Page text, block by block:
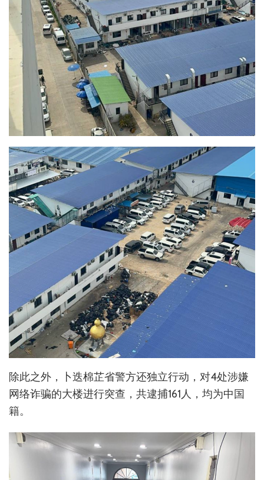
除此之外，卜迭棉芷省警方还独立行动，对4处涉嫌
网络诈骗的大楼进行突查，共逮捕161人，均为中国
籍。